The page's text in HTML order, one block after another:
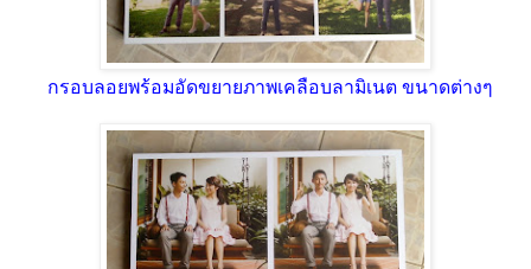
กรอบลอยพร้อมอัดขยายภาพเคลือบลามิเนต ขนาดต่างๆ